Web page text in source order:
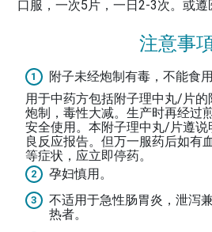
口服，一次5片，一日2-3次。或遵
注意事
附子未经炮制有毒，不能食用
用于中药方包括附子理中丸/片
炮制，毒性大减。生产时再经过
安全使用。本附子理中丸/片遵
良反应报告。但万一服药后如有
等症状，应立即停药。
孕妇慎用。
不适用于急性肠胃炎，泄泻
热者。